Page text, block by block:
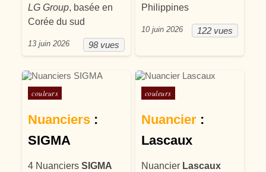
LG Group, basée en
Corée du sud
98 vues
13 juin 2026
Philippines
122 vues
10 juin 2026
Posté dans
couleurs
Nuanciers :
SIGMA
4 NuanciersSIGMA
Posté dans
couleurs
Nuancier:
Lascaux
Nuancier Lascaux